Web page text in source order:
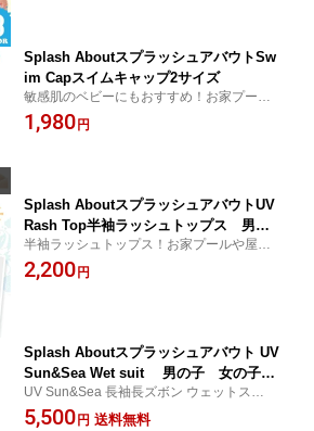
Splash AboutスプラッシュアバウトSw
im Capスイムキャップ2サイズ
敏感肌のベビーにもおすすめ！お家プール
や屋外プールや海で活躍
1,980 円
Splash AboutスプラッシュアバウトUV
Rash Top半袖ラッシュトップス 男の
子 女の子 お家プール レジャー海、
川、日焼け防止 熱中症対策
半袖ラッシュトップス！お家プールや屋外
プールや海で活躍
2,200 円
Splash Aboutスプラッシュアバウト UV
Sun&Sea Wet suit 男の子 女の子
お家プール レジャー海、川、日焼け防
止 熱中症対策
UV Sun&Sea 長袖長ズボン ウェットスー
ツ！お家プールや屋外プールや海で活躍
5,500 円 送料無料